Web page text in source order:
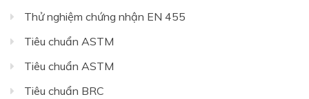
Thử nghiệm chứng nhận EN 455
Tiêu chuẩn ASTM
Tiêu chuẩn ASTM
Tiêu chuẩn BRC